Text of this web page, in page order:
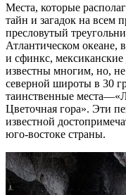
Места, которые
тайн и загадок на всем
пресловутый
Атлантическом океане,
и сфинкс, мексиканские
известны многим, но,
северной широты в 30
таинственные
Цветочная гора». Эти
известной
юго-востоке страны.